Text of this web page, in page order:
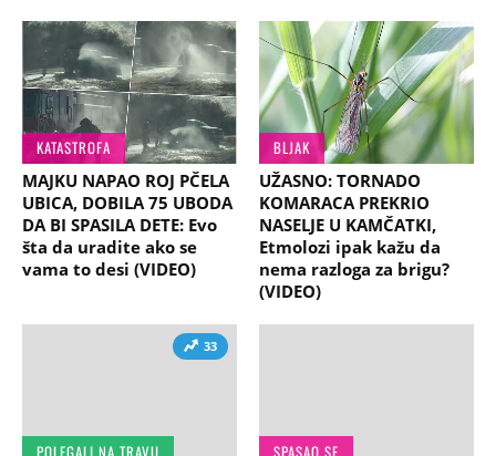
KATASTROFA
MAJKU NAPAO ROJ PČELA
UBICA, DOBILA 75 UBODA
DA BI SPASILA DETE: Evo
šta da uradite ako se
vama to desi (VIDEO)
BLJAK
UŽASNO: TORNADO
KOMARACA PREKRIO
NASELJE U KAMČATKI,
Etmolozi ipak kažu da
nema razloga za brigu?
(VIDEO)
33
POLEGALI NA TRAVU
SPASAO SE